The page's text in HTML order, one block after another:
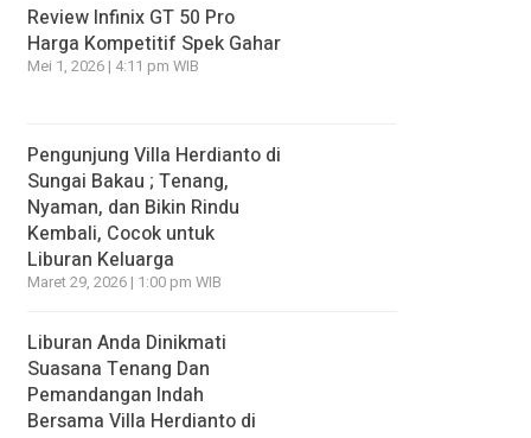
Review Infinix GT 50 Pro
Harga Kompetitif Spek Gahar
Mei 1, 2026 | 4:11 pm WIB
Pengunjung Villa Herdianto di
Sungai Bakau ; Tenang,
Nyaman, dan Bikin Rindu
Kembali, Cocok untuk
Liburan Keluarga
Maret 29, 2026 | 1:00 pm WIB
Liburan Anda Dinikmati
Suasana Tenang Dan
Pemandangan Indah
Bersama Villa Herdianto di